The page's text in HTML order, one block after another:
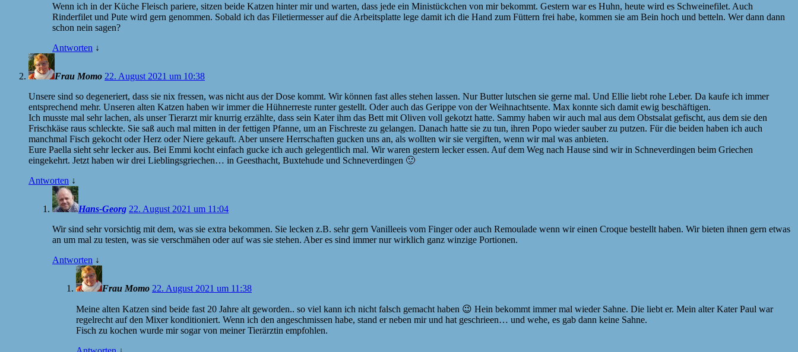
Wenn ich in der Küche Fleisch pariere, sitzen beide Katzen hinter mir und warten, dass jede ein Ministückchen von mir bekommt. Gestern war es Huhn, heute wird es Schweinefilet. Auch
Rinderfilet und Pute wird gern genommen. Sobald ich das Filetiermesser auf die Arbeitsplatte lege damit ich die Hand zum Füttern frei habe, kommen sie am Bein hoch und betteln. Wer dann dann
schon nein sagen?
Antworten ↓
Frau Momo 22. August 2021 um 10:38
Unsere sind so degeneriert, dass sie nix fressen, was nicht aus der Dose kommt. Wir können fast alles stehen lassen. Nur Butter lutschen sie gerne mal. Und Ellie liebt rohe Leber. Da kaufe ich immer
entsprechend mehr. Unseren alten Katzen haben wir immer die Hühnerreste runter gestellt. Oder auch das Gerippe von der Weihnachtsente. Max konnte sich damit ewig beschäftigen.
Ich musste mal sehr lachen, als unser Tierarzt mir knurrig erzählte, dass sein Kater ihm das Bett mit Oliven voll gekotzt hatte. Sammy haben wir auch mal aus dem Obstsalat gefischt, aus dem sie den
Frischkäse raus schleckte. Sie saß auch mal mitten in der fettigen Pfanne, um an Fischreste zu gelangen. Danach hatte sie zu tun, ihren Popo wieder sauber zu putzen. Für die beiden haben ich auch
manchmal Fisch gekocht oder Herz oder Niere gekauft. Aber unsere Herrschaften gucken uns an, als wollten wir sie vergiften, wenn wir mal was anbieten.
Eure Paella sieht sehr lecker aus. Bei Emmi kocht einfach gucke ich auch gelegentlich mal. Wir waren gestern lecker essen. Auf dem Weg nach Hause sind wir in Schneverdingen beim Griechen
eingekehrt. Jetzt haben wir drei Lieblingsgriechen… in Geesthacht, Buxtehude und Schneverdingen 🙂
Antworten ↓
Hans-Georg 22. August 2021 um 11:04
Wir sind sehr vorsichtig mit dem, was sie extra bekommen. Sie lecken z.B. sehr gern Vanilleeis vom Finger oder auch Remoulade wenn wir einen Croque bestellt haben. Wir bieten ihnen gern etwas
an um mal zu testen, was sie verschmähen oder auf was sie stehen. Aber es sind immer nur wirklich ganz winzige Portionen.
Antworten ↓
Frau Momo 22. August 2021 um 11:38
Meine alten Katzen sind beide fast 20 Jahre alt geworden.. so viel kann ich nicht falsch gemacht haben 😉 Hein bekommt immer mal wieder Sahne. Die liebt er. Mein alter Kater Paul war
regelrecht auf den Mixer konditioniert. Wenn ich den angeschmissen habe, stand er neben mir und hat geschrieen… und wehe, es gab dann keine Sahne.
Fisch zu kochen wurde mir sogar von meiner Tierärztin empfohlen.